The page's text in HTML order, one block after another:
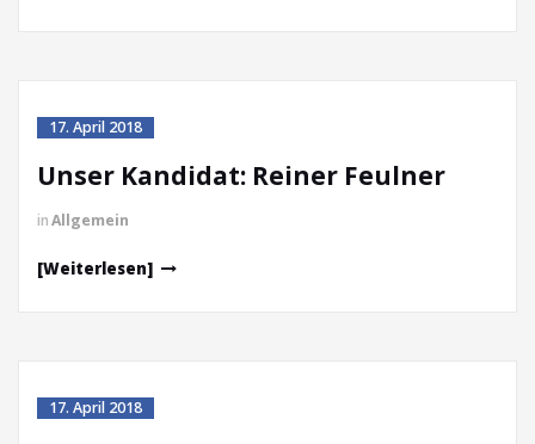
17. April 2018
Unser Kandidat: Reiner Feulner
inAllgemein
[Weiterlesen]
17. April 2018